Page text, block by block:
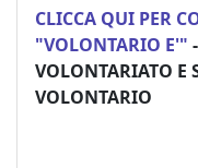
CLICCA QUI PER
"VOLONTARIO E'"
VOLONTARIATO E
VOLONTARIO